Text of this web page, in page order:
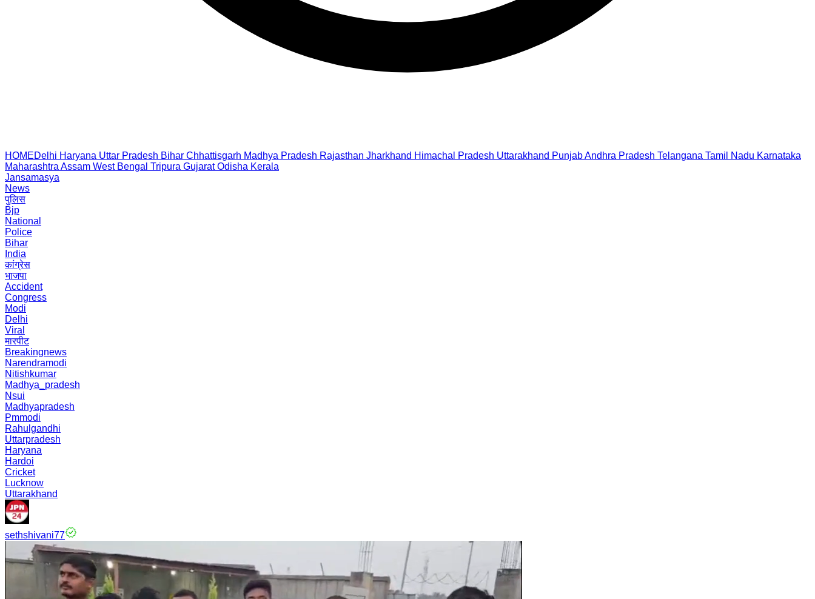
HOMEDelhi Haryana Uttar Pradesh Bihar Chhattisgarh Madhya Pradesh Rajasthan Jharkhand Himachal Pradesh Uttarakhand PunjabAndhra Pradesh Telangana Tamil Nadu Karnataka
Maharashtra Assam West Bengal Tripura Gujarat Odisha Kerala
Jansamasya
News
पुलिस
Bjp
National
Police
Bihar
India
कांग्रेस
भाजपा
Accident
Congress
Modi
Delhi
Viral
मारपीट
Breakingnews
Narendramodi
Nitishkumar
Madhya_pradesh
Nsui
Madhyapradesh
Pmmodi
Rahulgandhi
Uttarpradesh
Haryana
Hardoi
Cricket
Lucknow
Uttarakhand
sethshivani77